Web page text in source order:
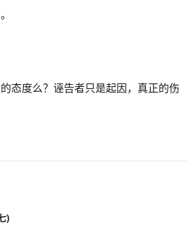
态度么？诬告者只是起因，真正的伤
)